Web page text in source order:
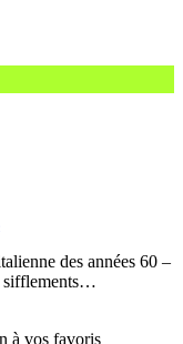
des années 60 –
sifflements…